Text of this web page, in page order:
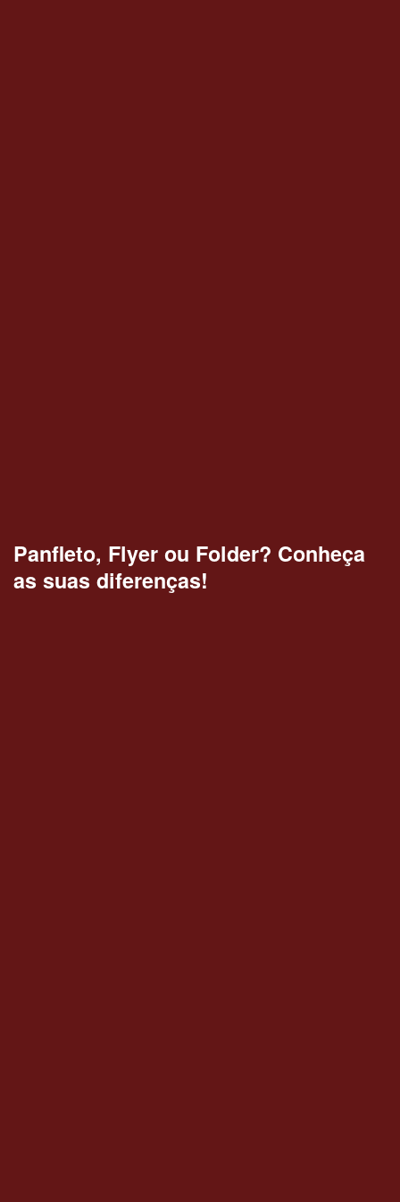
Panfleto, Flyer ou Folder? Conheça
as suas diferenças!